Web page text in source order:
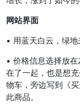
网站界面
• 用蓝天白云，绿地
• 价格信息选择放
在了一起，也是想
物车，旁边写到《
此商品。